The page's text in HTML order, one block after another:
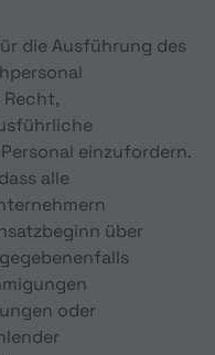
die Ausführung des
einzufordern.
alle
über
oder